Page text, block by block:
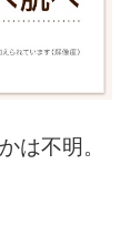
は不明。